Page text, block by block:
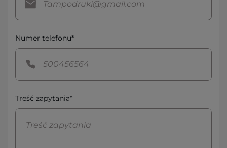
Numer telefonu*
Treść zapytania*